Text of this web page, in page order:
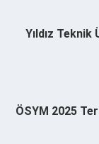
Yıldız
ÖSYM 2025